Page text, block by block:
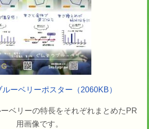
ルーベリーポスター （2060KB）
ベリーの特長をそれぞれまとめたPR
用画像です。